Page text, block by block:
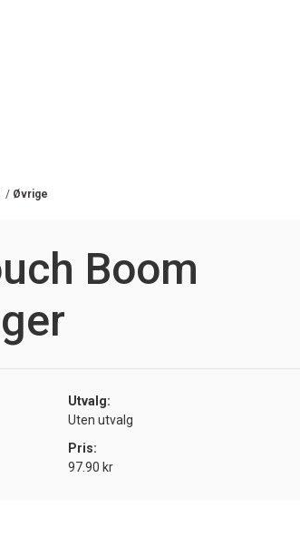
/ Øvrige
Boom
Utvalg:
Uten utvalg
Pris:
97.90 kr